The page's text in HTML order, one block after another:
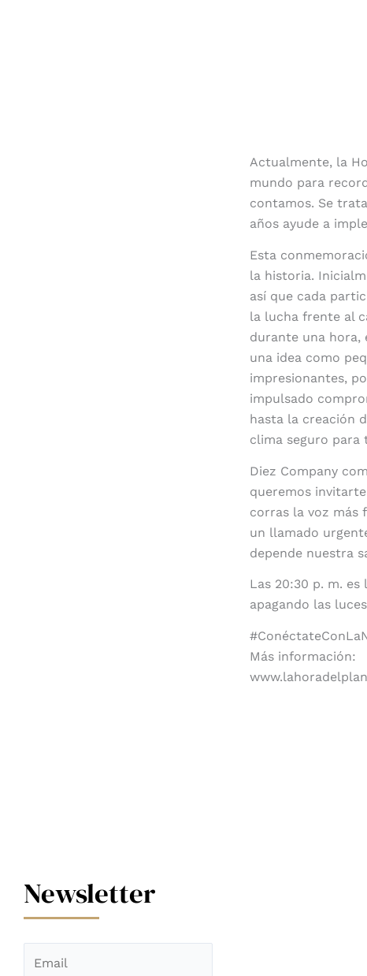
Actualmente, la
mundo para
contamos. Se
años ayude a
Esta
la historia.
así que cada
la lucha frente al
durante una hora,
una idea como
impresionantes,
impulsado
hasta la creación
clima seguro para
Diez Company
queremos
corras la voz más
un llamado
depende nuestra
Las 20:30 p. m.
apagando las
Más información:
Newsletter